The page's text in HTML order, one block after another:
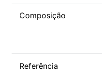
Composição
Referência